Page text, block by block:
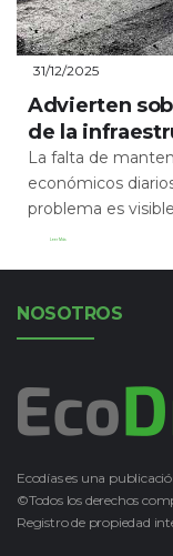
31/12/2025
Advierten
de la
La falta de
económicos
problema es
Leer Más
NOSOTROS
Ecodías es una
©Todos los derechos
Registro de propiedad